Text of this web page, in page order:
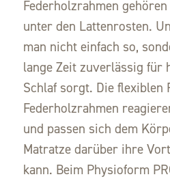
Federholzrahmen
unter den Lattenrosten.
man nicht einfach so,
lange Zeit zuverlässig für
Schlaf sorgt. Die flexiblen
Federholzrahmen
und passen sich dem
Matratze darüber ihre
kann. Beim Physioform